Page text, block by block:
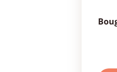
bougie rouge - sachet